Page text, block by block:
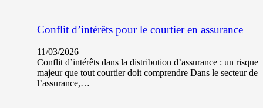
Conflit d’intérêts pour le courtier en assurance
11/03/2026
Conflit d’intérêts dans la distribution d’assurance : un risque
majeur que tout courtier doit comprendre Dans le secteur de
l’assurance,…